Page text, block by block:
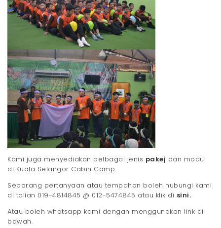
Kami juga menyediakan pelbagai jenis pakej dan modul
di Kuala Selangor Cabin Camp.
Sebarang pertanyaan atau tempahan boleh hubungi kami
di talian 019-4814845 @ 012-5474845 atau klik di sini.
Atau boleh whatsapp kami dengan menggunakan link di
bawah.